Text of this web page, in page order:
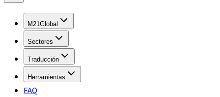
M21Global
Sectores
Traducción
Herramientas
FAQ